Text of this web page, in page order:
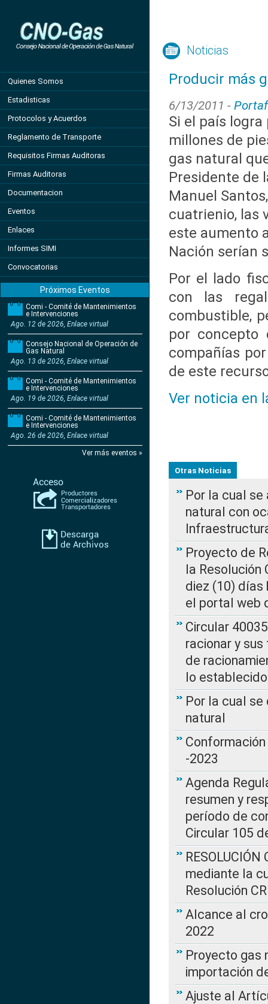
Quienes Somos
Estadisticas
Protocolos y Acuerdos
Reglamento de Transporte
Requisitos Firmas Auditoras
Firmas Auditoras
Documentacion
Eventos
Enlaces
Informes SIMI
Convocatorias
Próximos Eventos
Comi - Comité de Mantenimientos
e Intervenciones
Ago. 12 de 2026, Enlace virtual
Consejo Nacional de Operación de
Gas Natural
Ago. 13 de 2026, Enlace virtual
Comi - Comité de Mantenimientos
e Intervenciones
Ago. 19 de 2026, Enlace virtual
Comi - Comité de Mantenimientos
e Intervenciones
Ago. 26 de 2026, Enlace virtual
Ver más eventos »
Noticias
Producir más
6/13/2011 -
Si el país
millones de
gas natural
Presidente de
Manuel
cuatrienio, las
este aumento
Nación serían
Por el lado
con las
combustible,
por concepto
compañías
de este
Ver noticia en
Otras Noticias
Por la cual
natural con
Proyecto de
la Resolución
diez (10) días
el portal web
Circular
racionar y
de
lo
Por la cual
natural
-2023
Agenda
resumen y
período de
Circular 105
mediante la
Resolución
Alcance al
2022
Proyecto gas
importación
Ajuste al